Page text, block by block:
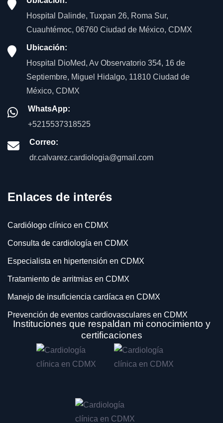
Hospital Dalinde, Tuxpan 26, Roma Sur,
Cuauhtémoc, 06760 Ciudad de México, CDMX
Ubicación:
Hospital DioMed, Av Observatorio 354, 16 de
Septiembre, Miguel Hidalgo, 11810 Ciudad de
México, CDMX
WhatsApp:
+5215537318525
Correo:
dr.calvarez.cardiologia@gmail.com
Enlaces de interés
Cardiólogo clínico en CDMX
Consulta de cardiología en CDMX
Especialista en hipertensión en CDMX
Tratamiento de arritmias en CDMX
Manejo de insuficiencia cardíaca en CDMX
Prevención de eventos cardiovasculares en CDMX
Electrocardiograma en CDMX
Ecocardiograma transtorácico en CDMX
Prueba de esfuerzo en CDMX
Monitoreo Holter de 48 horas en CDMX
Instituciones que respaldan mi conocimiento y
certificaciones